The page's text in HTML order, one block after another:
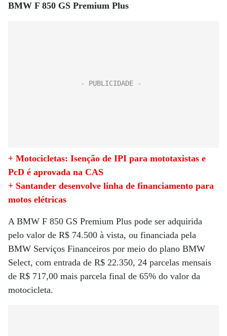
BMW F 850 GS Premium Plus
+ Motocicletas: Isenção de IPI para mototaxistas e
PcD é aprovada na CAS
+ Santander desenvolve linha de financiamento para
motos elétricas
A BMW F 850 GS Premium Plus pode ser adquirida
pelo valor de R$ 74.500 à vista, ou financiada pela
BMW Serviços Financeiros por meio do plano BMW
Select, com entrada de R$ 22.350, 24 parcelas mensais
de R$ 717,00 mais parcela final de 65% do valor da
motocicleta.